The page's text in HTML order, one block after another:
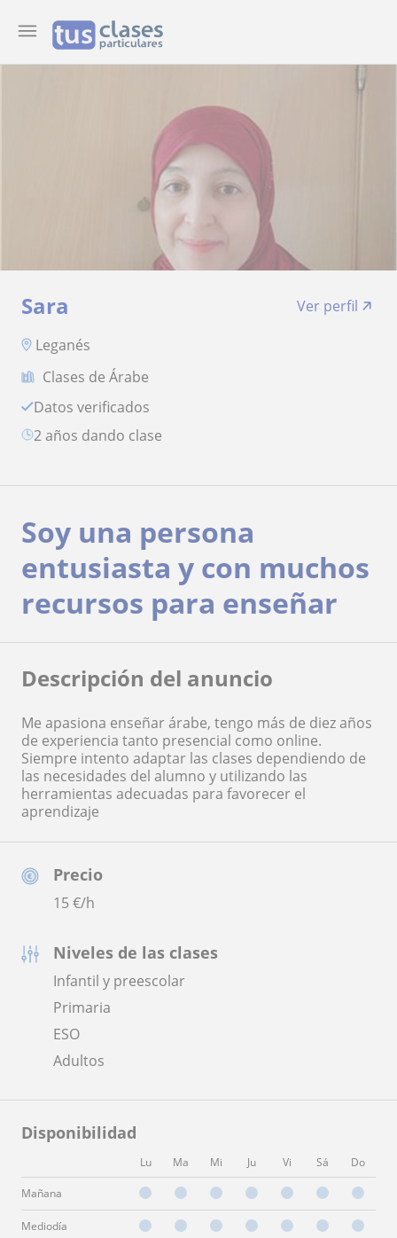
Sara
Ver perfil
Leganés
Clases de Árabe
Datos verificados
2 años dando clase
Precio
15€/h
Niveles de las clases
Infantil y preescolar
Primaria
ESO
Adultos
Disponibilidad
Lu Ma Mi Ju Vi Sá Do
Mañana
Mediodía
Soy una persona
entusiasta y con muchos
recursos para enseñar
Descripción del anuncio
Me apasiona enseñar árabe, tengo más de diez años
de experiencia tanto presencial como online.
Siempre intento adaptar las clases dependiendo de
las necesidades del alumno y utilizando las
herramientas adecuadas para favorecer el
aprendizaje